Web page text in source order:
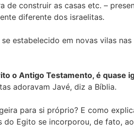
de construir as casas etc. –
diferente dos israelitas.
estabelecido em novas vilas
o Antigo Testamento, é quase
adoravam Javé, diz a Bíblia.
para si próprio? E como
do Egito se incorporou, de fato,